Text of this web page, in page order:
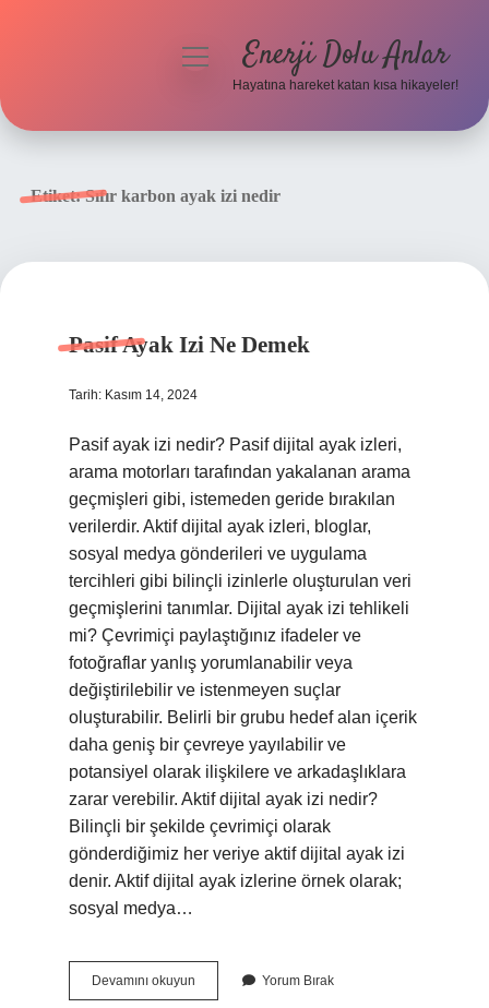
menüyüEnerji Dolu Anlar
Hayatına hareket katan kısa hikayeler!
Etiket:Sıfır karbon ayak izi nedir
Pasif Ayak Izi Ne Demek
Tarih: Kasım 14, 2024
Pasif ayak izi nedir? Pasif dijital ayak izleri,
arama motorları tarafından yakalanan arama
geçmişleri gibi, istemeden geride bırakılan
verilerdir. Aktif dijital ayak izleri, bloglar,
sosyal medya gönderileri ve uygulama
tercihleri ​​gibi bilinçli izinlerle oluşturulan veri
geçmişlerini tanımlar. Dijital ayak izi tehlikeli
mi? Çevrimiçi paylaştığınız ifadeler ve
fotoğraflar yanlış yorumlanabilir veya
değiştirilebilir ve istenmeyen suçlar
oluşturabilir. Belirli bir grubu hedef alan içerik
daha geniş bir çevreye yayılabilir ve
potansiyel olarak ilişkilere ve arkadaşlıklara
zarar verebilir. Aktif dijital ayak izi nedir?
Bilinçli bir şekilde çevrimiçi olarak
gönderdiğimiz her veriye aktif dijital ayak izi
denir. Aktif dijital ayak izlerine örnek olarak;
sosyal medya…
Devamını okuyun
Ayak
Yorum Bırak